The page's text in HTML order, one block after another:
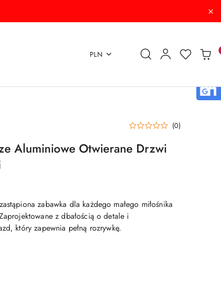
PLN
(0)
Aluminiowe Otwierane Drzwi
zabawka dla każdego małego miłośnika
z dbałością o detale i
który zapewnia pełną rozrywkę.